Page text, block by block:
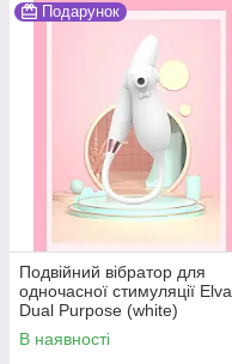
Подарунок
Подвійний вібратор для
одночасної стимуляції Elva
Dual Purpose (white)
В наявності